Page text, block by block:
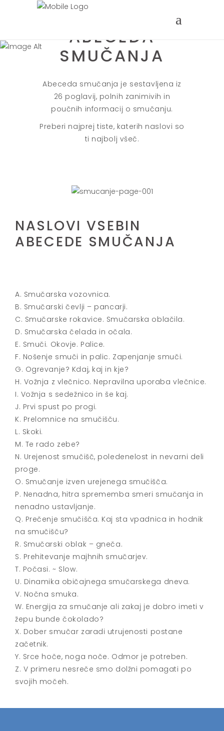
ABECEDA
SMUČANJA
Abeceda smučanja je sestavljena iz
26 poglavij, polnih zanimivih in
poučnih informacij o smučanju.
Preberi najprej tiste, katerih naslovi so
ti najbolj všeč.
NASLOVI VSEBIN
ABECEDE SMUČANJA
A. Smučarska vozovnica.
B. Smučarski čevlji – pancarji.
C. Smučarske rokavice. Smučarska oblačila.
D. Smučarska čelada in očala.
E. Smuči. Okovje. Palice.
F. Nošenje smuči in palic. Zapenjanje smuči.
G. Ogrevanje? Kdaj, kaj in kje?
H. Vožnja z vlečnico. Nepravilna uporaba vlečnice.
I. Vožnja s sedežnico in še kaj.
J. Prvi spust po progi.
K. Prelomnice na smučišču.
L. Skoki.
M. Te rado zebe?
N. Urejenost smučišč, poledenelost in nevarni deli
proge.
O. Smučanje izven urejenega smučišča.
P. Nenadna, hitra sprememba smeri smučanja in
nenadno ustavljanje.
Q. Prečenje smučišča. Kaj sta vpadnica in hodnik
na smučišču?
R. Smučarski oblak – gneča.
S. Prehitevanje majhnih smučarjev.
T. Počasi. ~ Slow.
U. Dinamika običajnega smučarskega dneva.
V. Nočna smuka.
W. Energija za smučanje ali zakaj je dobro imeti v
žepu bunde čokolado?
X. Dober smučar zaradi utrujenosti postane
začetnik.
Y. Srce hoče, noga noče. Odmor je potreben.
Z. V primeru nesreče smo dolžni pomagati po
svojih močeh.